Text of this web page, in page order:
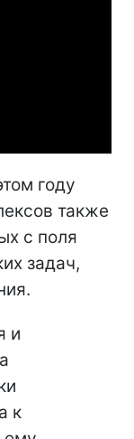
году
также
с поля
задач,
и
к